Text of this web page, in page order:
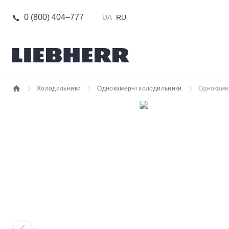
0 (800) 404–777 UA RU
Холодильники Однокамерні холодильники